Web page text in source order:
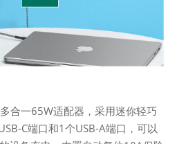
合一65W适配器，采用迷你轻巧
C端口和1个USB-A端口，可以